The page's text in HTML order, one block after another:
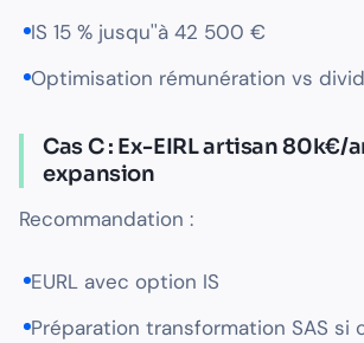
IS 15 % jusqu''à 42 500 €
Optimisation rémunération vs
Cas C : Ex-EIRL artisan 80k€/
expansion
Recommandation :
EURL avec option IS
Préparation transformation SAS si